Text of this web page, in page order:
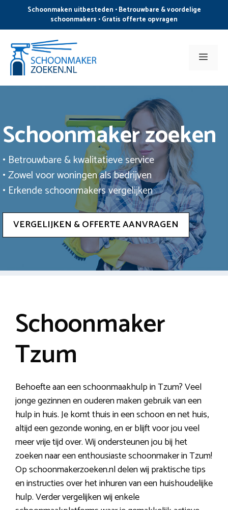
de
inhoud
Schoonmaken uitbesteden • Betrouwbare & voordelige
schoonmakers • Gratis offerte opvragen
Menu
Schoonmaker zoeken
• Betrouwbare & kwalitatieve service
• Zowel voor woningen als bedrijven
• Erkende schoonmakers vergelijken
VERGELIJKEN & OFFERTE AANVRAGEN
Schoonmaker
Tzum
Behoefte aan een schoonmaakhulp in Tzum? Veel
jonge gezinnen en ouderen maken gebruik van een
hulp in huis. Je komt thuis in een schoon en net huis,
altijd een gezonde woning, en er blijft voor jou veel
meer vrije tijd over. Wij ondersteunen jou bij het
zoeken naar een enthousiaste schoonmaker in Tzum!
Op schoonmakerzoeken.nl delen wij praktische tips
en instructies over het inhuren van een huishoudelijke
hulp. Verder vergelijken wij enkele